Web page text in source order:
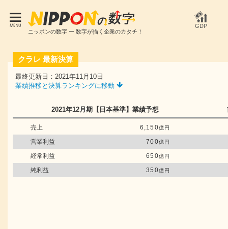
ニッポンの数字 ー 数字が描く企業のカタチ！
GDP
クラレ 最新決算
最終更新日：2021年11月10日
業績推移と決算ランキングに移動
2021年12月期 【日本基準】業績予想
売上 6,150億円
営業利益 700億円
経常利益 650億円
純利益 350億円